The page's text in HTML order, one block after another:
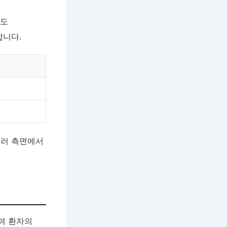
니다.
측면에서
환자의